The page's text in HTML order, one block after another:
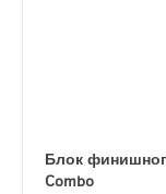
Блок
Combo